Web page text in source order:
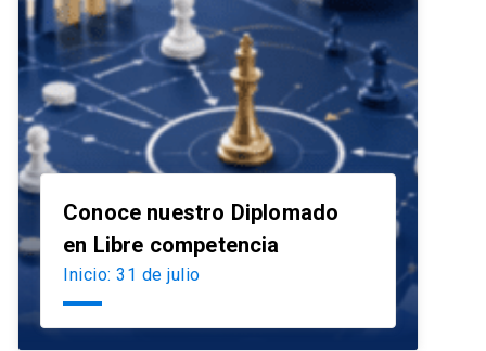
Conoce nuestro Diplomado
en Libre competencia
Inicio: 31 de julio